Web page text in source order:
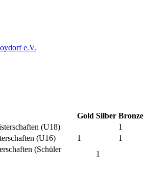
e.V.
Gold Silber Bronze
(U18)
1
(U16)
1
1
(Schüler
1